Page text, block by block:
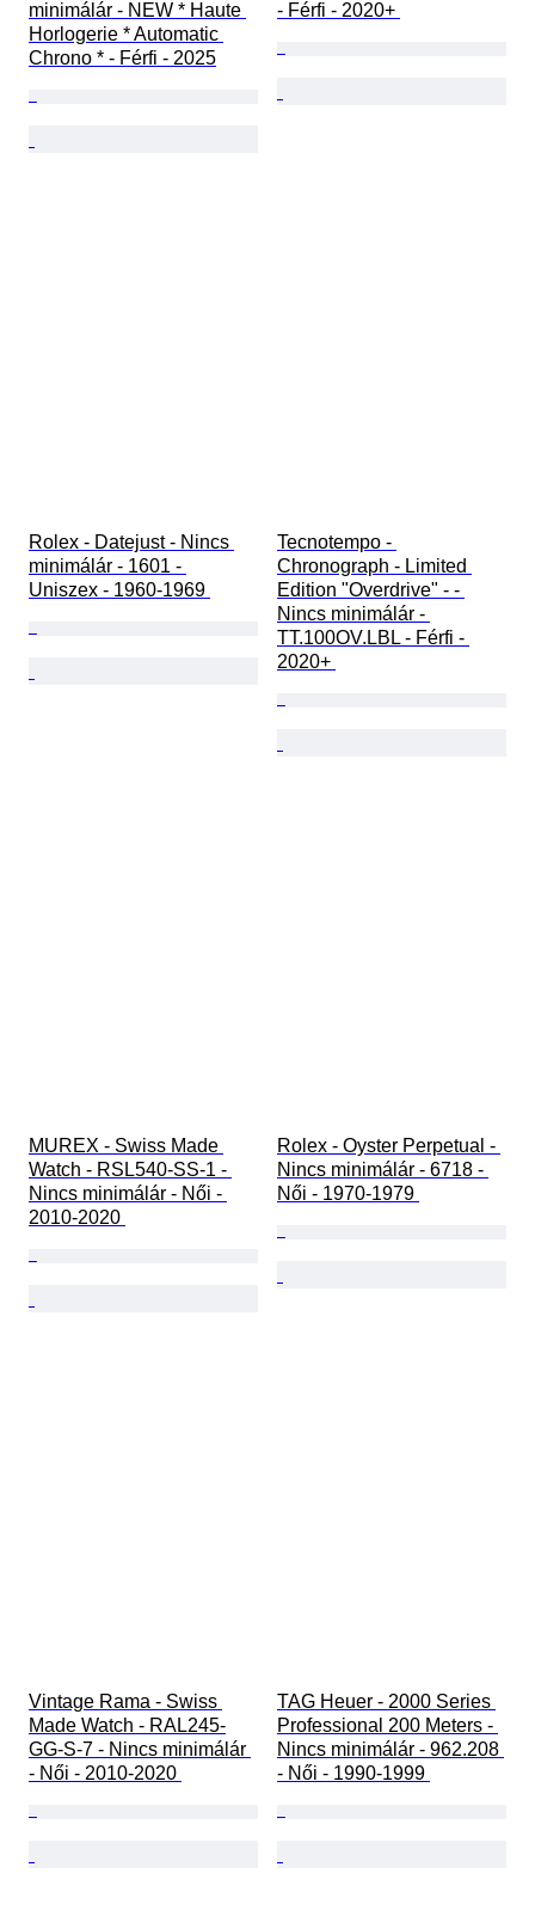
minimálár - NEW * Haute
Horlogerie * Automatic
Chrono * - Férfi - 2025
- Férfi - 2020+
Rolex - Datejust - Nincs
minimálár - 1601 -
Uniszex - 1960-1969
Tecnotempo -
Chronograph - Limited
Edition "Overdrive" - -
Nincs minimálár -
TT.100OV.LBL - Férfi -
2020+
MUREX - Swiss Made
Watch - RSL540-SS-1 -
Nincs minimálár - Női -
2010-2020
Rolex - Oyster Perpetual -
Nincs minimálár - 6718 -
Női - 1970-1979
Vintage Rama - Swiss
Made Watch - RAL245-
GG-S-7 - Nincs minimálár
- Női - 2010-2020
TAG Heuer - 2000 Series
Professional 200 Meters -
Nincs minimálár - 962.208
- Női - 1990-1999